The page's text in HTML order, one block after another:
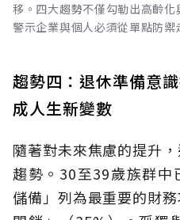
移。四大趨勢不僅勾勒出高齡
警示企業與個人必須從單點防禦
趨勢四：退休準備意
成人生新變數
隨著對未來焦慮的提升
趨勢。30至39歲族群中
儲備」列為最重要的財